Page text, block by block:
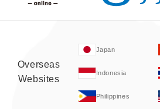
Overseas
Websites
Japan
Indonesia
Philippines